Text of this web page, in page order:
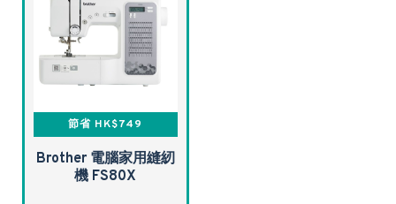
節省 HK$749
Brother 電腦家用縫紉
機 FS80X